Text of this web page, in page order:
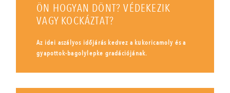
ÖN HOGYAN DÖNT? VÉDEKEZIK
VAGY KOCKÁZTAT?
Az idei aszályos időjárás kedvez a kukoricamoly és a
gyapottok-bagolylepke gradációjának.